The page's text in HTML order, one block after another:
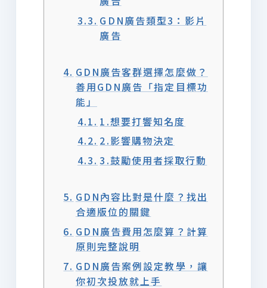
GDN廣告類型3：影片
廣告
GDN廣告客群選擇怎麼做？
善用GDN廣告「指定目標功
能」
1.想要打響知名度
2.影響購物決定
3.鼓勵使用者採取行動
GDN內容比對是什麼？找出
合適版位的關鍵
GDN廣告費用怎麼算？計算
原則完整說明
GDN廣告案例設定教學，讓
你初次投放就上手